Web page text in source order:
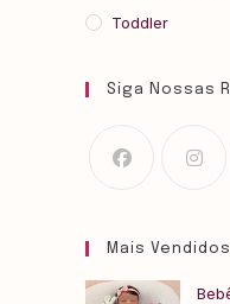
Toddler
Siga Nossas
Mais Vendidos